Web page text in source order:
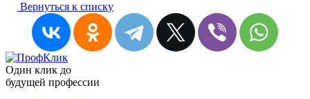
Вернуться к списку
Один клик до
будущей профессии